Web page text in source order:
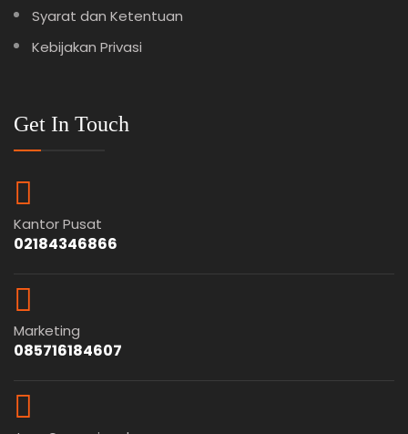
Syarat dan Ketentuan
Kebijakan Privasi
Get In Touch
Kantor Pusat
02184346866
Marketing
085716184607